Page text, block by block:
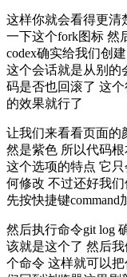
这样你就会看得更清
一下这个fork图标 然
codex确实给我们创
这个会话就是从别的
码是否也回滚了 这
的效果就行了
让我们来看看页面的
然是紫色 所以代码
这个选项的特点 它
何修改 不过还好我
先按快捷键command
然后执行命令git log
该就是这个了 然后
个命令 这样就可以